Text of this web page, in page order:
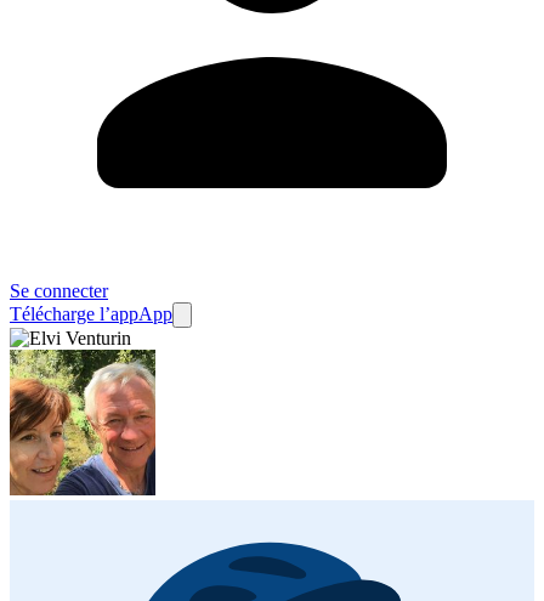
Se connecter
Télécharge l’appApp